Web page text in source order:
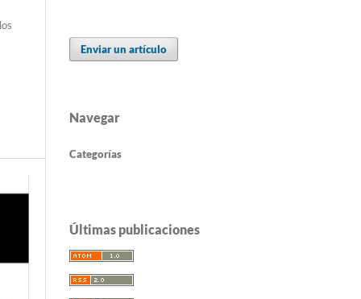
Enviar un artículo
Navegar
Categorías
Últimas publicaciones